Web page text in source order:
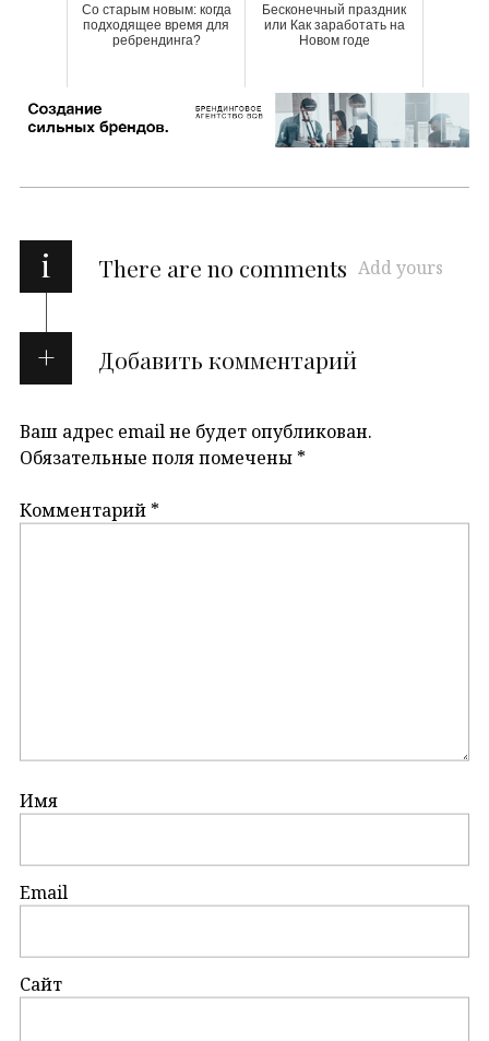
Со старым новым: когда
подходящее время для
ребрендинга?
Бесконечный праздник
или Как заработать на
Новом годе
i There are no comments Add yours
Добавить комментарий
Ваш адрес email не будет опубликован.
Обязательные поля помечены *
Комментарий *
Имя
Email
Сайт